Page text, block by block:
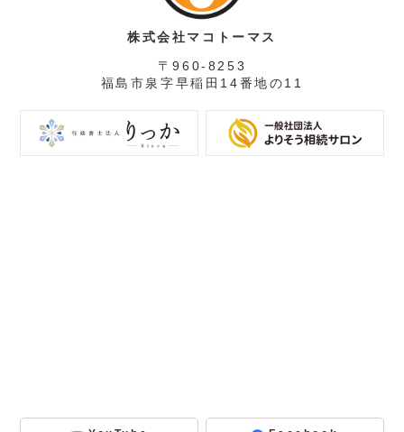
株式会社マコトーマス
〒960-8253
福島市泉字早稲田14番地の11